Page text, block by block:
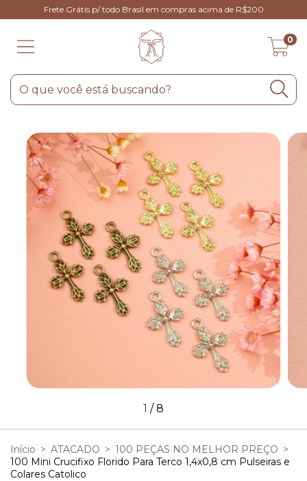
Frete Grátis p/ todo Brasil em compras acima de R$200
0
1 /8
Início > ATACADO > 100 PEÇAS NO MELHOR PREÇO >
100 Mini Crucifixo Florido Para Terco 1,4x0,8 cm Pulseiras e
Colares Catolico